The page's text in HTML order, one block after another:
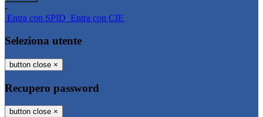
-
Entra con SPID Entra con CIE
Seleziona utente
button close ×
Recupero password
button close ×